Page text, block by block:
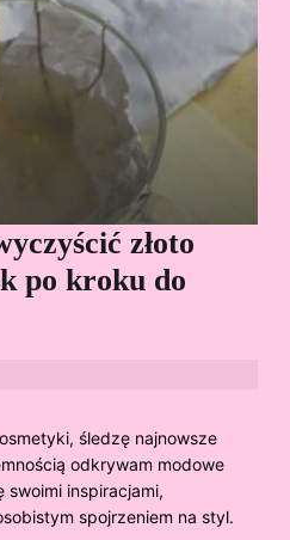
złoto
po kroku do
śledzę najnowsze
odkrywam modowe
swoimi inspiracjami,
spojrzeniem na styl.